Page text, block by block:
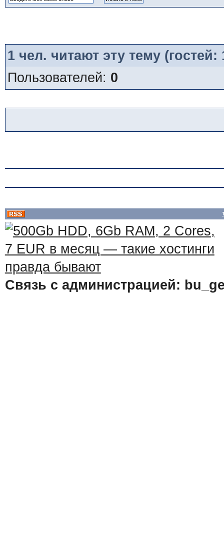
1чел. читают эту тему
Пользователей: 0
Связь с администрацией: